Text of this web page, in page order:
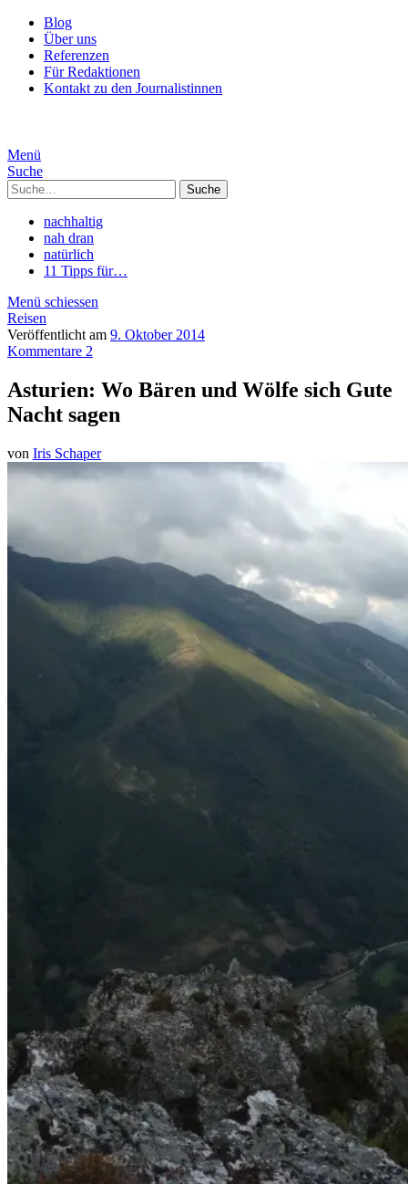
Blog
Über uns
Referenzen
Für Redaktionen
Kontakt zu den Journalistinnen
Menü
Suche
Suche
nachhaltig
nah dran
natürlich
11 Tipps für…
Menü schiessen
Reisen
Veröffentlicht am 9. Oktober 2014
Kommentare 2
Asturien: Wo Bären und Wölfe sich Gute
Nacht sagen
von Iris Schaper